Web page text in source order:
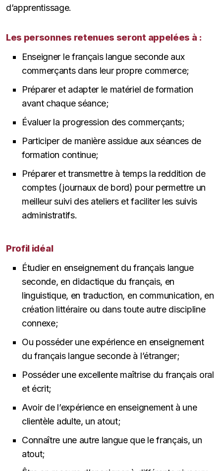
d’apprentissage.
Les personnes retenues seront appelées à :
Enseigner le français langue seconde aux
commerçants dans leur propre commerce;
Préparer et adapter le matériel de formation
avant chaque séance;
Évaluer la progression des commerçants;
Participer de manière assidue aux séances de
formation continue;
Préparer et transmettre à temps la reddition de
comptes (journaux de bord) pour permettre un
meilleur suivi des ateliers et faciliter les suivis
administratifs.
Profil idéal
Étudier en enseignement du français langue
seconde, en didactique du français, en
linguistique, en traduction, en communication, en
création littéraire ou dans toute autre discipline
connexe;
Ou posséder une expérience en enseignement
du français langue seconde à l’étranger;
Posséder une excellente maîtrise du français oral
et écrit;
Avoir de l’expérience en enseignement à une
clientèle adulte, un atout;
Connaître une autre langue que le français, un
atout;